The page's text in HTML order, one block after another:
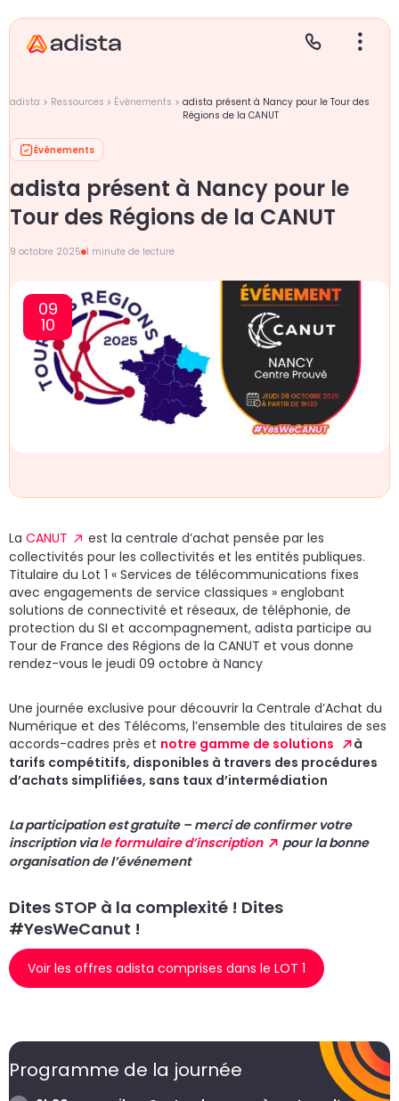
adista Ressources Évènements
adista présent à Nancy pour le Tour des
Régions de la CANUT
Évènements
adista présent à Nancy pour le
Tour des Régions de la CANUT
9 octobre 2025 1 minute de lecture
09
10
La CANUT
est la centrale d’achat pensée par les
collectivités pour les collectivités et les entités publiques.
Titulaire du Lot 1 « Services de télécommunications fixes
avec engagements de service classiques » englobant
solutions de connectivité et réseaux, de téléphonie, de
protection du SI et accompagnement, adista participe au
Tour de France des Régions de la CANUT et vous donne
rendez-vous le jeudi 09 octobre à Nancy
Une journée exclusive pour découvrir la Centrale d’Achat du
Numérique et des Télécoms, l’ensemble des titulaires de ses
accords-cadres près et notre gamme de solutions
à
tarifs compétitifs, disponibles à travers des procédures
d’achats simplifiées, sans taux d’intermédiation
Laparticipation est gratuite – merci de confirmer votre
inscription viale formulaire d’inscription
pour la bonne
organisation de l’événement
Dites STOP à la complexité ! Dites
#YesWeCanut !
Voir les offres adista comprises dans le LOT 1
Programme de la journée